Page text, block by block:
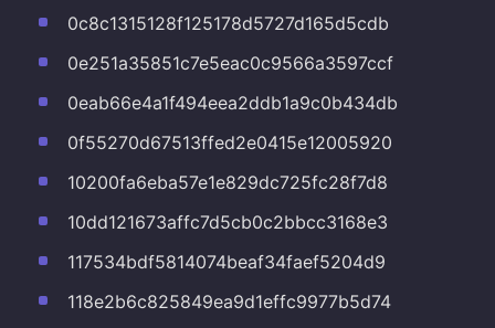
0c8c1315128f125178d5727d165d5cdb
0e251a35851c7e5eac0c9566a3597ccf
0eab66e4a1f494eea2ddb1a9c0b434db
0f55270d67513ffed2e0415e12005920
10200fa6eba57e1e829dc725fc28f7d8
10dd121673affc7d5cb0c2bbcc3168e3
117534bdf5814074beaf34faef5204d9
118e2b6c825849ea9d1effc9977b5d74